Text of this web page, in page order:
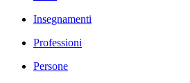
Insegnamenti
Professioni
Persone